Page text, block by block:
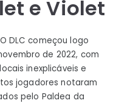
e Violet
O DLC começou logo
de 2022, com
inexplicáveis ​​e
jogadores notaram
pelo Paldea da